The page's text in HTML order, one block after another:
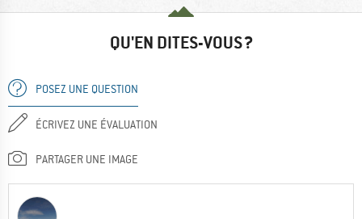
QU'EN DITES-VOUS ?
POSEZ UNE QUESTION
ÉCRIVEZ UNE ÉVALUATION
PARTAGER UNE IMAGE